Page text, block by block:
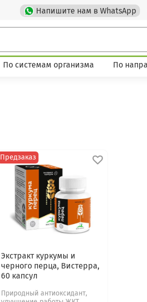
Напишите нам в WhatsApp
По системам организма По
Предзаказ
Экстракт куркумы и
черного перца, Вистерра,
60 капсул
Природный антиоксидант,